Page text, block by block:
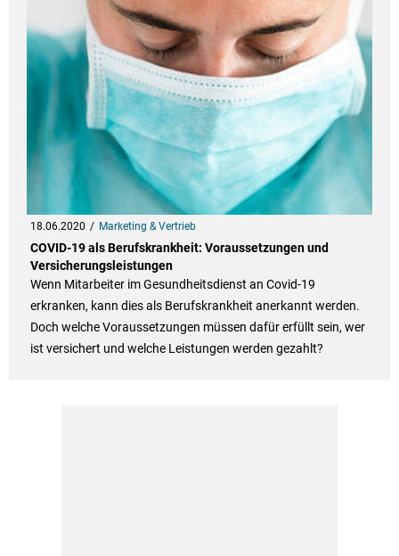
18.06.2020 Marketing & Vertrieb
COVID-19 als Berufskrankheit: Voraussetzungen und
Versicherungsleistungen
Wenn Mitarbeiter im Gesundheitsdienst an Covid-19
erkranken, kann dies als Berufskrankheit anerkannt werden.
Doch welche Voraussetzungen müssen dafür erfüllt sein, wer
ist versichert und welche Leistungen werden gezahlt?